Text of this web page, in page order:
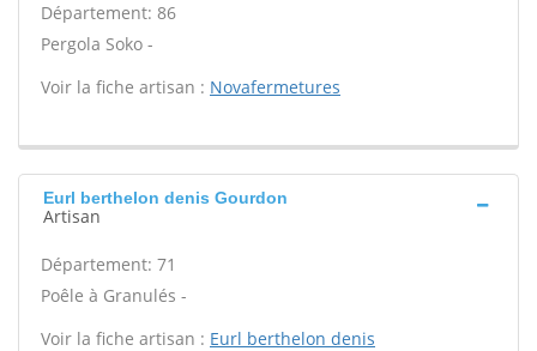
Département: 86
Pergola Soko -
Voir la fiche artisan : Novafermetures
Eurl berthelon denis Gourdon
Artisan
Département: 71
Poêle à Granulés -
Voir la fiche artisan : Eurl berthelon denis